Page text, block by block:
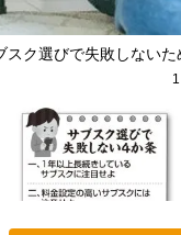
スク選びで失敗しないた
1